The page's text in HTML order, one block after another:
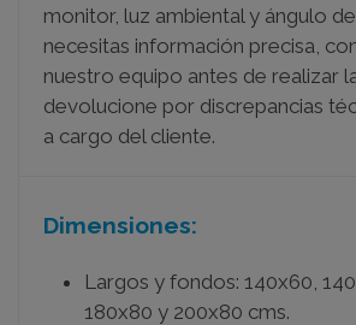
monitor, luz ambiental y ángulo
necesitas información precisa,
nuestro equipo antes de realizar
devolucione por discrepancias
a cargo del cliente.
Dimensiones:
Largos y fondos: 140x60,
180x80 y 200x80 cms.